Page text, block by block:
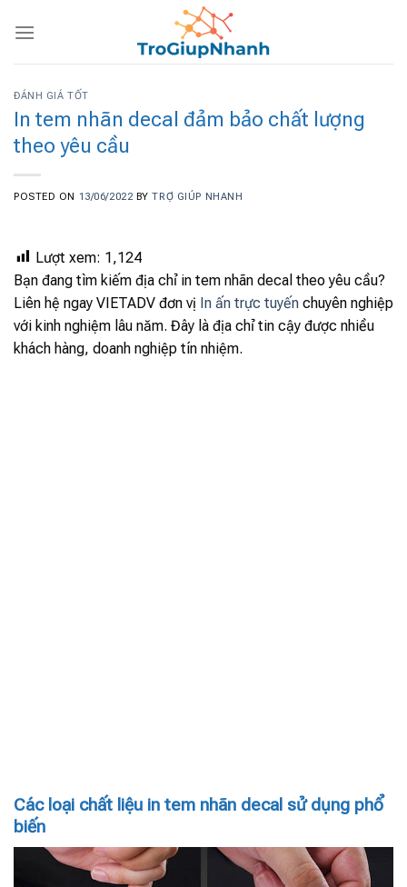
ĐÁNH GIÁ TỐT
In tem nhãn decal đảm bảo chất lượng
theo yêu cầu
POSTED ON 13/06/2022 BYTRỢ GIÚP NHANH
Lượt xem: 1,124
Bạn đang tìm kiếm địa chỉ in tem nhãn decal theo yêu cầu?
Liên hệ ngay VIETADV đơn vị In ấn trực tuyến chuyên nghiệp
với kinh nghiệm lâu năm. Đây là địa chỉ tin cậy được nhiều
khách hàng, doanh nghiệp tín nhiệm.
Các loại chất liệu in tem nhãn decal sử dụng phổ
biến